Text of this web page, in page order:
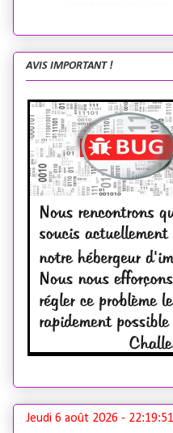
AVIS IMPORTANT !
Jeudi 6 août 2026 - 22:19:52